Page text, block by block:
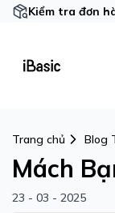
Kiểm tra đơn
Trang chủ Blog
Mách
23 - 03 - 2025